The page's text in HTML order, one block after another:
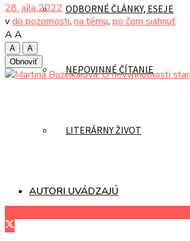
ODBORNÉ ČLÁNKY, ESEJE
NEPOVINNÉ ČÍTANIE
LITERÁRNY ŽIVOT
AUTORI UVÁDZAJÚ
28. júla 2022
vdo pozornosti, na tému, po čom siahnuť
A A
A
A
Obnoviť